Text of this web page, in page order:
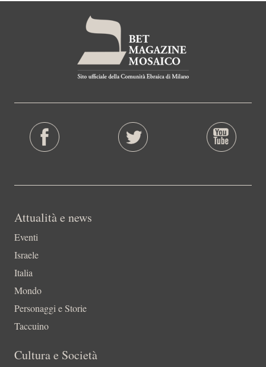
Attualità e news
Eventi
Israele
Italia
Mondo
Personaggi e Storie
Taccuino
Cultura e Società